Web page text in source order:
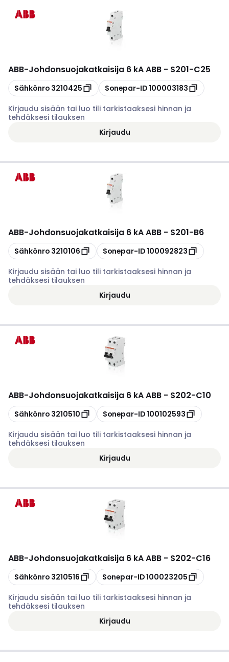
ABB-Johdonsuojakatkaisija 6 kA ABB - S201-C25
Kopioi
Sähkönro 3210425 Kopioi
Sonepar-ID100003183
Kirjaudu sisään tai luo tili tarkistaaksesi hinnan ja
tehdäksesi tilauksen
Kirjaudu
ABB-Johdonsuojakatkaisija 6 kA ABB - S201-B6
Kopioi
Sähkönro 3210106 Kopioi
Sonepar-ID100092823
Kirjaudu sisään tai luo tili tarkistaaksesi hinnan ja
tehdäksesi tilauksen
Kirjaudu
ABB-Johdonsuojakatkaisija 6 kA ABB - S202-C10
Kopioi
Sähkönro 3210510 Kopioi
Sonepar-ID100102593
Kirjaudu sisään tai luo tili tarkistaaksesi hinnan ja
tehdäksesi tilauksen
Kirjaudu
ABB-Johdonsuojakatkaisija 6 kA ABB - S202-C16
Kopioi
Sähkönro 3210516 Kopioi
Sonepar-ID100023205
Kirjaudu sisään tai luo tili tarkistaaksesi hinnan ja
tehdäksesi tilauksen
Kirjaudu